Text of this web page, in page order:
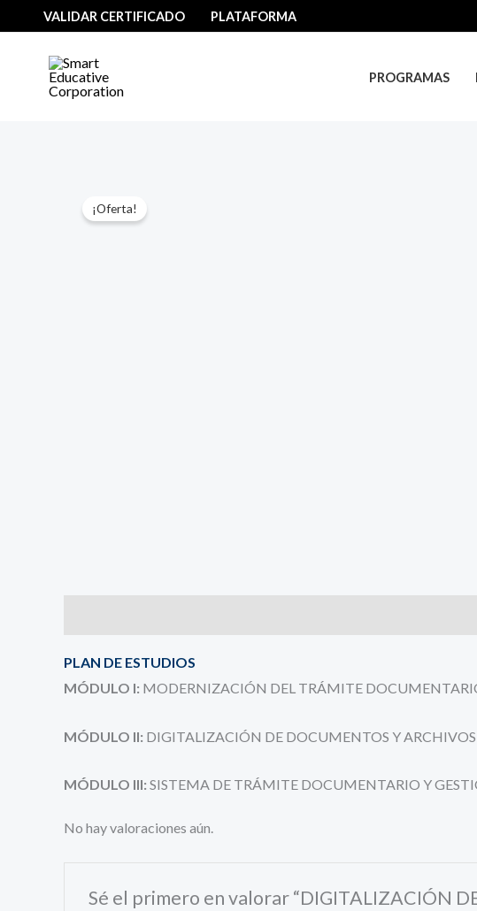
al
contenido
VALIDAR CERTIFICADO PLATAFORMA
PROGRAMAS
¡Oferta!
PLAN DE ESTUDIOS
MÓDULO I: MODERNIZACIÓN DEL TRÁMITE
MÓDULO II: DIGITALIZACIÓN DE DOCUMENTOS Y ARCHIVOS
MÓDULO III: SISTEMA DE TRÁMITE DOCUMENTARIO Y
No hay valoraciones aún.
Sé el primero en valorar “DIGITALIZACIÓN